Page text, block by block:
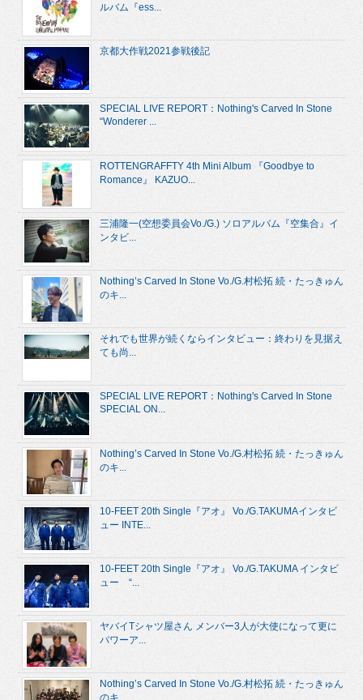
ルバム『ess...
京都大作戦2021参戦後記
SPECIAL LIVE REPORT：Nothing's Carved In Stone
“Wonderer ...
ROTTENGRAFFTY 4th Mini Album 『Goodbye to
Romance』 KAZUO...
三浦隆一(空想委員会Vo./G.) ソロアルバム『空集合』イ
ンタビ...
Nothing’s Carved In Stone Vo./G.村松拓 続・たっきゅん
のキ...
それでも世界が続くならインタビュー：終わりを見据え
ても尚...
SPECIAL LIVE REPORT：Nothing's Carved In Stone
SPECIAL ON...
Nothing’s Carved In Stone Vo./G.村松拓 続・たっきゅん
のキ...
10-FEET 20th Single『アオ』 Vo./G.TAKUMAインタビ
ュー INTE...
10-FEET 20th Single『アオ』 Vo./G.TAKUMA インタビ
ュー “...
ヤバイTシャツ屋さん メンバー3人が大使になって更に
パワーア...
Nothing’s Carved In Stone Vo./G.村松拓 続・たっきゅん
のキ...